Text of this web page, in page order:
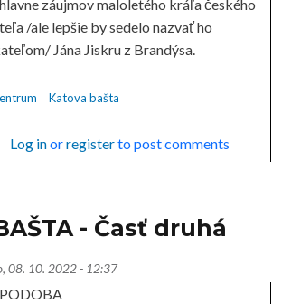
záujmov maloletého kráľa českého
/ale lepšie by sedelo nazvať ho
Jána Jiskru z Brandýsa.
Katova bašta
BAŠTA - Časť tretia
Log inorregisterto post comments
- Časť druhá
08. 10. 2022 - 12:37
PODOBA